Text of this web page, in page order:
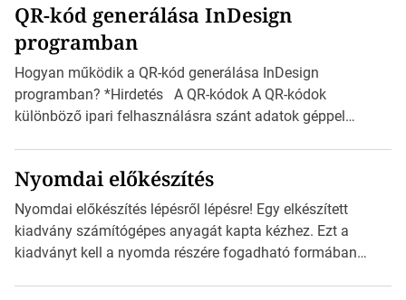
mutatja az A4-es papírlaphoz viszonyítva. Az amerikai és
észak-amerikai boríték méretére az ISO 216 nem
vonatkozik. Boríték méretének táblázata C0-tól […]
QR-kód generálása InDesign
programban
Hogyan működik a QR-kód generálása InDesign
programban? *Hirdetés A QR-kódok A QR-kódok
különböző ipari felhasználásra szánt adatok géppel
okostelefonjára telepíthet egy QR-kód-leolvasó
alkalmazást, ami leolvasni és dekódolni képes az URL-
információt és átirányítja a telefon böngészőjét a cég
weblapjára. A QR-kód beolvasása után a felhasználó
Nyomdai előkészítés
Nyomdai előkészítés lépésről lépésre! Egy elkészített
kiadvány számítógépes anyagát kapta kézhez. Ezt a
kiadványt kell a nyomda részére fogadható formában